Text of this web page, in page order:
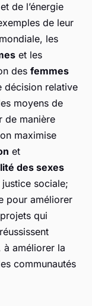
de l’énergie
de leur
les
et les
des femmes
décision relative
moyens de
de manière
maximise
et
des sexes
justice sociale;
pour améliorer
qui
réussissent
à améliorer la
communautés